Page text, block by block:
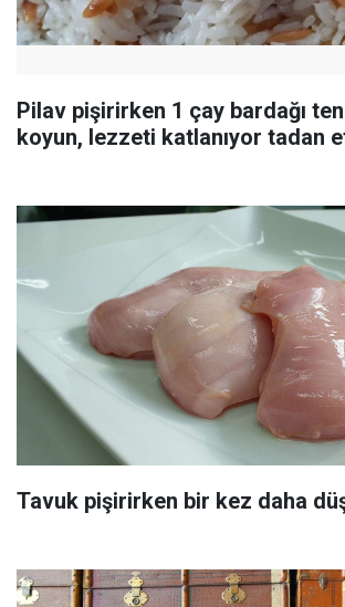
Pilav pişirirken 1 çay bardağı
koyun, lezzeti katlanıyor tadan
Tavuk pişirirken bir kez daha